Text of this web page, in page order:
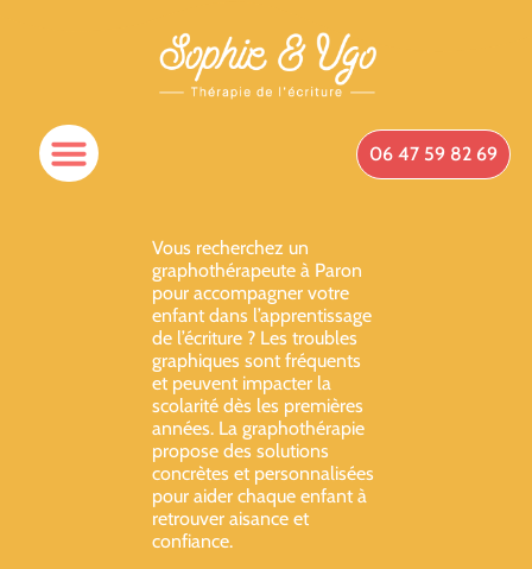
06 47 59 82 69
Vous recherchez un
graphothérapeute à Paron
pour accompagner votre
enfant dans l’apprentissage
de l’écriture ? Les troubles
graphiques sont fréquents
et peuvent impacter la
scolarité dès les premières
années. La graphothérapie
propose des solutions
concrètes et personnalisées
pour aider chaque enfant à
retrouver aisance et
confiance.